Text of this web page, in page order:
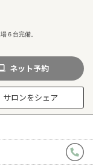
６台完備。
ネット予約
サロンをシェア